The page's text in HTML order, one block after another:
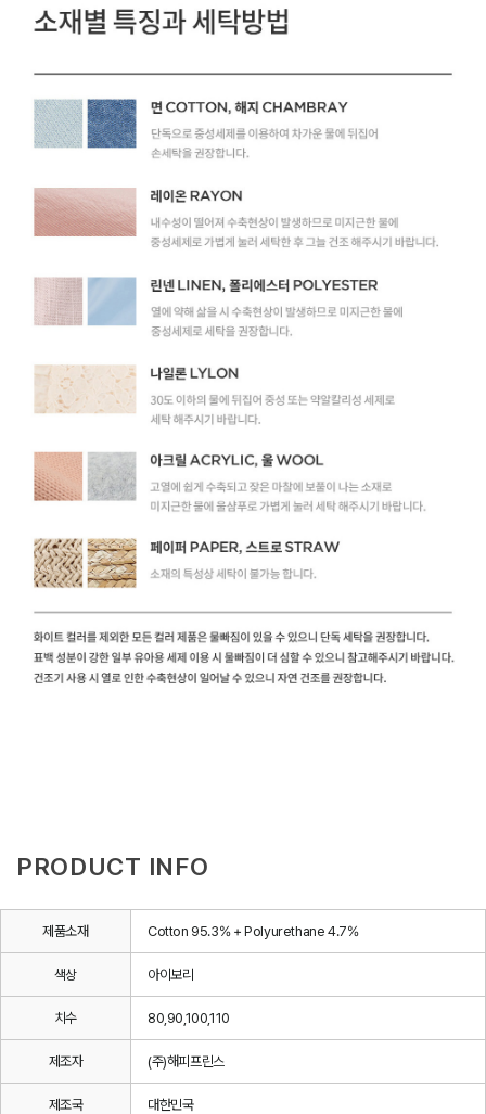
PRODUCT INFO
제품소재 Cotton 95.3% + Polyurethane 4.7%
색상 아이보리
치수 80,90,100,110
제조자 (주)해피프린스
제조국 대한민국